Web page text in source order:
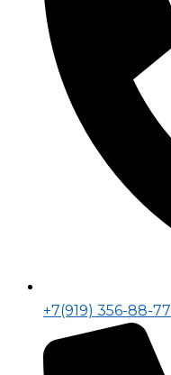
+7(919) 356-88-77